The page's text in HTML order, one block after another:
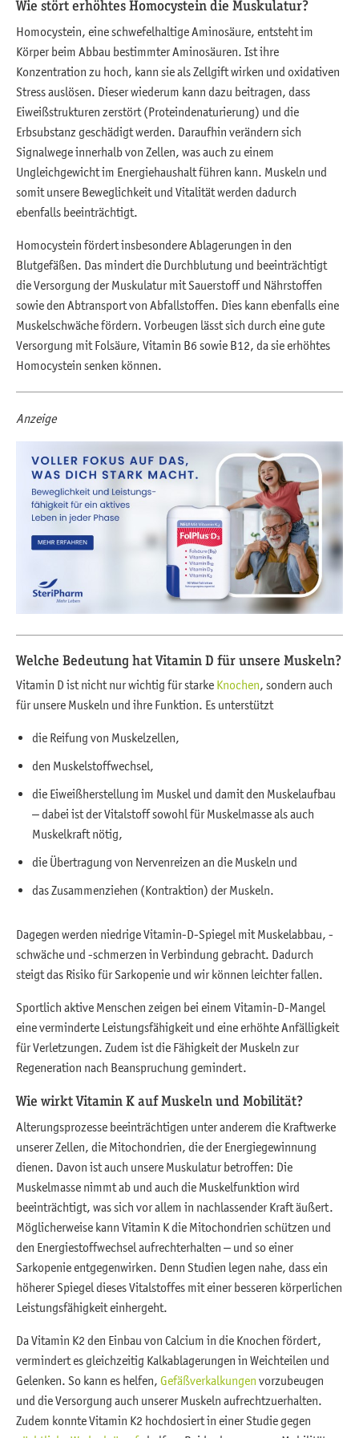
Wie stört erhöhtes Homocystein die Muskulatur?
Homocystein, eine schwefelhaltige Aminosäure, entsteht im
Körper beim Abbau bestimmter Aminosäuren. Ist ihre
Konzentration zu hoch, kann sie als Zellgift wirken und oxidativen
Stress auslösen. Dieser wiederum kann dazu beitragen, dass
Eiweißstrukturen zerstört (Proteindenaturierung) und die
Erbsubstanz geschädigt werden. Daraufhin verändern sich
Signalwege innerhalb von Zellen, was auch zu einem
Ungleichgewicht im Energiehaushalt führen kann. Muskeln und
somit unsere Beweglichkeit und Vitalität werden dadurch
ebenfalls beeinträchtigt.
Homocystein fördert insbesondere Ablagerungen in den
Blutgefäßen. Das mindert die Durchblutung und beeinträchtigt
die Versorgung der Muskulatur mit Sauerstoff und Nährstoffen
sowie den Abtransport von Abfallstoffen. Dies kann ebenfalls eine
Muskelschwäche fördern. Vorbeugen lässt sich durch eine gute
Versorgung mit Folsäure, Vitamin B6 sowie B12, da sie erhöhtes
Homocystein senken können.
Anzeige
Welche Bedeutung hat Vitamin D für unsere Muskeln?
Vitamin D ist nicht nur wichtig für starke Knochen, sondern auch
für unsere Muskeln und ihre Funktion. Es unterstützt
die Reifung von Muskelzellen,
den Muskelstoffwechsel,
die Eiweißherstellung im Muskel und damit den Muskelaufbau
– dabei ist der Vitalstoff sowohl für Muskelmasse als auch
Muskelkraft nötig,
die Übertragung von Nervenreizen an die Muskeln und
das Zusammenziehen (Kontraktion) der Muskeln.
Dagegen werden niedrige Vitamin-D-Spiegel mit Muskelabbau, -
schwäche und -schmerzen in Verbindung gebracht. Dadurch
steigt das Risiko für Sarkopenie und wir können leichter fallen.
Sportlich aktive Menschen zeigen bei einem Vitamin-D-Mangel
eine verminderte Leistungsfähigkeit und eine erhöhte Anfälligkeit
für Verletzungen. Zudem ist die Fähigkeit der Muskeln zur
Regeneration nach Beanspruchung gemindert.
Wie wirkt Vitamin K auf Muskeln und Mobilität?
Alterungsprozesse beeinträchtigen unter anderem die Kraftwerke
unserer Zellen, die Mitochondrien, die der Energiegewinnung
dienen. Davon ist auch unsere Muskulatur betroffen: Die
Muskelmasse nimmt ab und auch die Muskelfunktion wird
beeinträchtigt, was sich vor allem in nachlassender Kraft äußert.
Möglicherweise kann Vitamin K die Mitochondrien schützen und
den Energiestoffwechsel aufrechterhalten – und so einer
Sarkopenie entgegenwirken. Denn Studien legen nahe, dass ein
höherer Spiegel dieses Vitalstoffes mit einer besseren körperlichen
Leistungsfähigkeit einhergeht.
Da Vitamin K2 den Einbau von Calcium in die Knochen fördert,
vermindert es gleichzeitig Kalkablagerungen in Weichteilen und
Gelenken. So kann es helfen, Gefäßverkalkungen vorzubeugen
und die Versorgung auch unserer Muskeln aufrechtzuerhalten.
Zudem konnte Vitamin K2 hochdosiert in einer Studie gegen